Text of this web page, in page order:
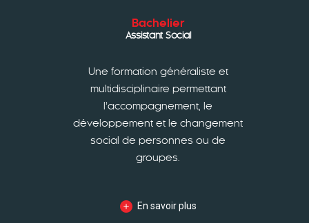
Bachelier
Assistant Social
Une formation généraliste et
multidisciplinaire permettant
l’accompagnement, le
développement et le changement
social de personnes ou de
groupes.
En savoir plus